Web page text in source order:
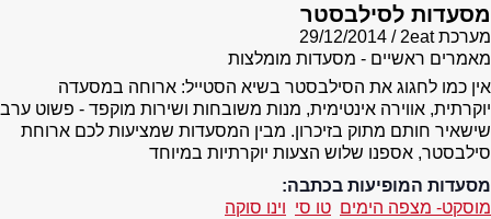
מסעדות לסילבסטר
מערכת 2eat
29/12/2014
מאמרים ראשיים - מסעדות מומלצות
אין כמו לחגוג את הסילבסטר בשיא הסטייל: ארוחה במסעדה
יוקרתית, אווירה אינטימית, מנות משובחות ושירות מוקפד - פשוט ערב
שישאיר חותם מתוק בזיכרון. מבין המסעדות שמציעות לכם ארוחת
סילבסטר, אספנו שלוש הצעות יוקרתיות במיוחד
מסעדות המופיעות בכתבה:
מוסקט- מצפה הימים טו סי וינו סוקה